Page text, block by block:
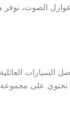
الصوت،
وهي تُعتبر من أفضل
تحتوي على